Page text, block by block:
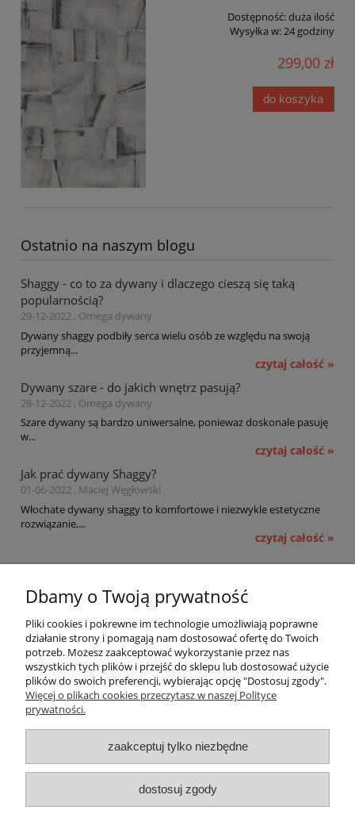
Dostępność:duża ilość
Wysyłka w:24 godziny
299,00 zł
do koszyka
Ostatnio na naszym blogu
Shaggy - co to za dywany i dlaczego cieszą się taką
popularnością?
29-12-2022 , Omega dywany
Dywany shaggy podbiły serca wielu osób ze względu na swoją
przyjemną...
czytaj całość »
Dywany szare - do jakich wnętrz pasują?
28-12-2022 , Omega dywany
Szare dywany są bardzo uniwersalne, ponieważ doskonale pasuję
w...
czytaj całość »
Jak prać dywany Shaggy?
01-06-2022 , Maciej Węgłowski
Włochate dywany shaggy to komfortowe i niezwykle estetyczne
rozwiązanie,...
czytaj całość »
Płatności i dostawa
Informacje
O nas
Witosz i Spółka
44-203 Rybnik ul. Brzezińska 50c
Dbamy o Twoją prywatność
Pliki cookies i pokrewne im technologie umożliwiają poprawne
działanie strony i pomagają nam dostosować ofertę do Twoich
potrzeb. Możesz zaakceptować wykorzystanie przez nas
wszystkich tych plików i przejść do sklepu lub dostosować użycie
plików do swoich preferencji, wybierając opcję "Dostosuj zgody".
Więcej o plikach cookies przeczytasz w naszej Polityce
prywatności.
zaakceptuj tylko niezbędne
dostosuj zgody